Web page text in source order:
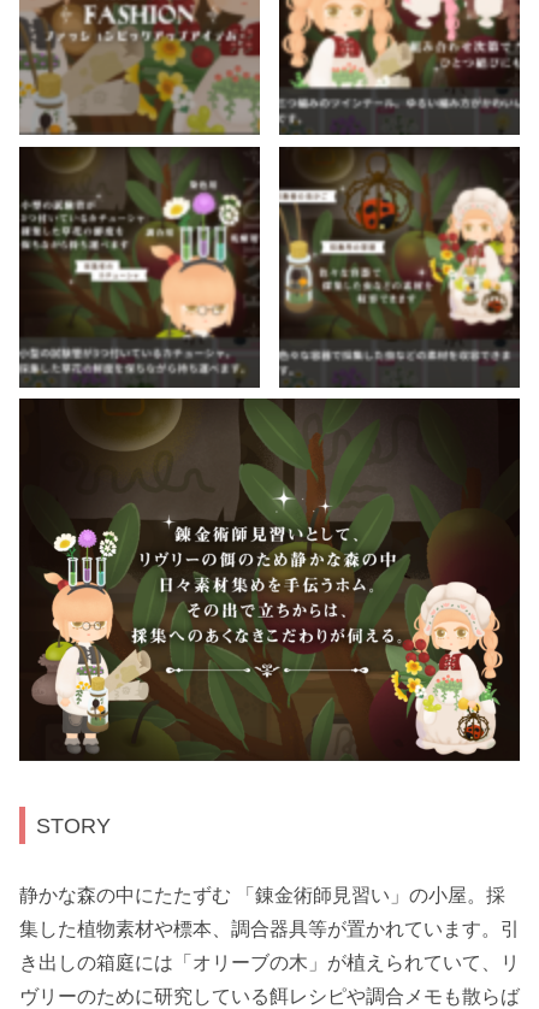
STORY
静かな森の中にたたずむ 「錬金術師見習い」の小屋。採
集した植物素材や標本、調合器具等が置かれています。引
き出しの箱庭には「オリーブの木」が植えられていて、リ
ヴリーのために研究している餌レシピや調合メモも散らば